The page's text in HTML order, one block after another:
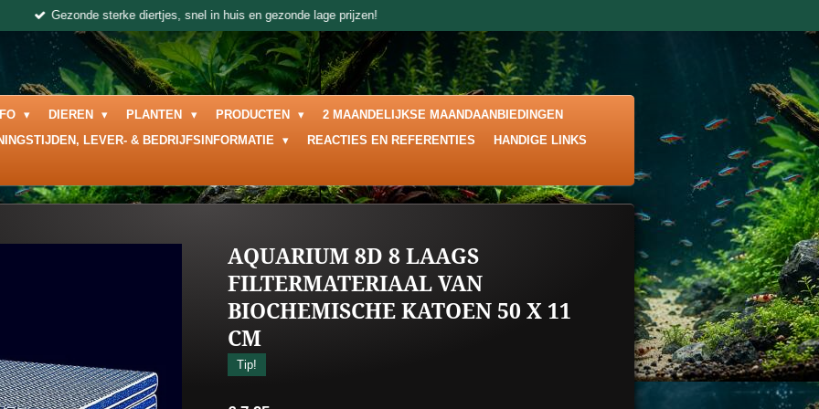
Gezonde sterke diertjes, snel in huis en gezonde lage prijzen!
DIEREN PLANTEN PRODUCTEN
2 MAANDELIJKSE MAANDAANBIEDINGEN
LEVER- & BEDRIJFSINFORMATIE REACTIES EN REFERENTIES HANDIGE LINKS
AQUARIUM 8D 8 LAAGS
FILTERMATERIAAL VAN
BIOCHEMISCHE KATOEN 50 X 11
CM
Tip!